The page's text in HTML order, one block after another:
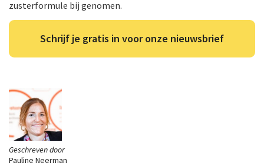
Geschreven door
Pauline Neerman
zusterformule bij genomen.
Schrijf je gratis in voor onze nieuwsbrief